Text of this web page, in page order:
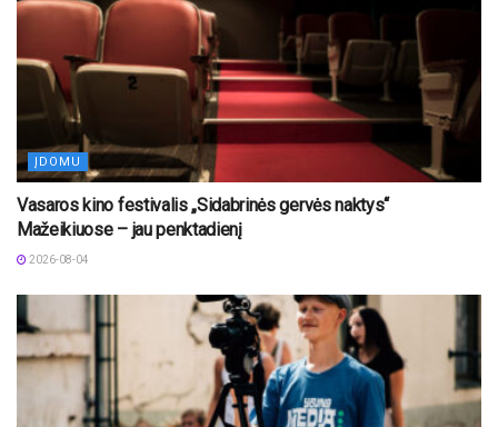
ĮDOMU
Vasaros kino festivalis „Sidabrinės gervės naktys“
Mažeikiuose – jau penktadienį
2026-08-04